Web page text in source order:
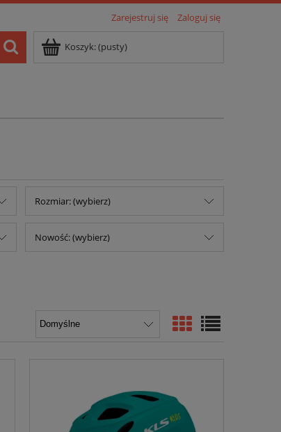
Zarejestruj się Zaloguj się
Koszyk:(pusty)
Rozmiar: (wybierz)
Nowość: (wybierz)